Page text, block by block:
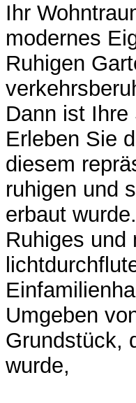
Ihr
modernes
Ruhigen
Dann ist
Erleben Sie
diesem
ruhigen und
erbaut wurde.
Ruhiges und
Umgeben
Grundstück,
wurde,